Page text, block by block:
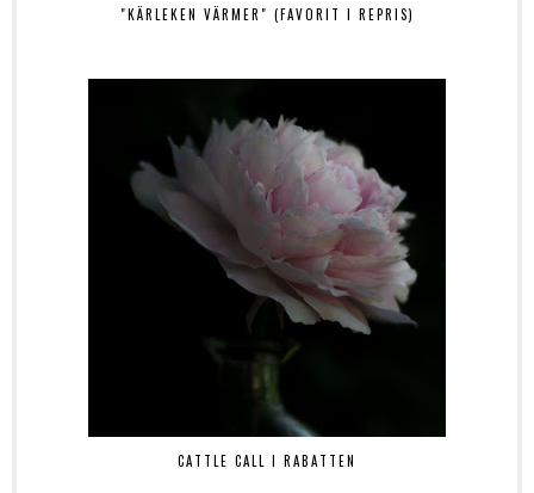
"KÄRLEKEN VÄRMER" (FAVORIT I REPRIS)
CATTLE CALL I RABATTEN